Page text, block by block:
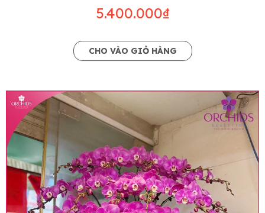
5.400.000₫
CHO VÀO GIỎ HÀNG